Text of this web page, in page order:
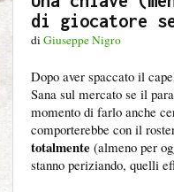
di giocatore
diGiuseppe Nigro
Dopo aver spaccato il
Sana sul mercato se il
momento di farlo anche
comporterebbe con il
totalmente (almeno per
stanno periziando, quelli